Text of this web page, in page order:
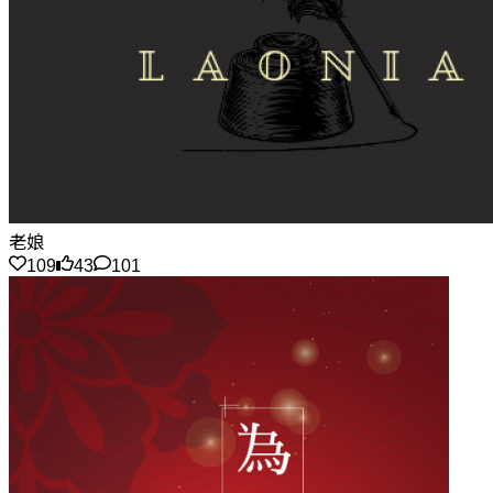
老娘
109
43 101